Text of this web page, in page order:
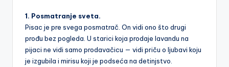
1. Posmatranje sveta.
Pisac je pre svega posmatrač. On vidi ono što drugi
prođu bez pogleda. U starici koja prodaje lavandu na
pijaci ne vidi samo prodavačicu — vidi priču o ljubavi koju
je izgubila i mirisu koji je podseća na detinjstvo.